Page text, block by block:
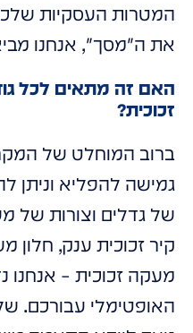
המטרות העסקיות
את ה"מסך", אנחנו
האם זה מתאים לכל
זכוכית?
ברוב המוחלט של
גמישה להפליא וניתן
של גדלים וצורות של
קיר זכוכית ענק, חלון
מעקה זכוכית –
האופטימלי עבורכם.